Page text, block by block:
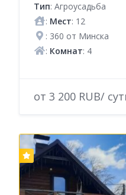
Тип: Агроусадьба
: Мест: 12
: 360 от Минска
: Комнат: 4
от 3 200 RUB/